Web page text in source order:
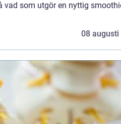
vad som utgör en nyttig
08 augusti